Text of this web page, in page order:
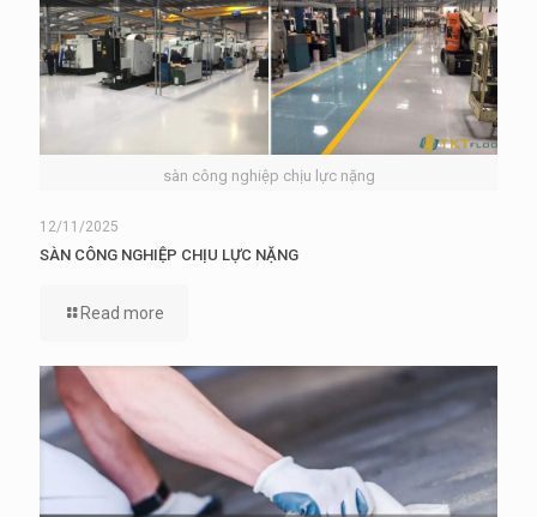
sàn công nghiệp chịu lực nặng
12/11/2025
SÀN CÔNG NGHIỆP CHỊU LỰC NẶNG
Read more